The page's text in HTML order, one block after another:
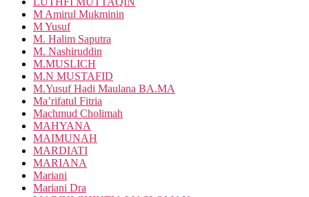
M Amirul Mukminin
M Yusuf
M. Halim Saputra
M. Nashiruddin
M.MUSLICH
M.N MUSTAFID
M.Yusuf Hadi Maulana BA.MA
Ma’rifatul Fitria
Machmud Cholimah
MAHYANA
MAIMUNAH
MARDIATI
MARIANA
Mariani
Mariani Dra